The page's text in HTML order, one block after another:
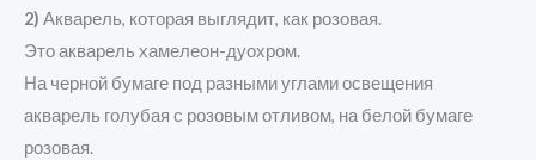
2) Акварель, которая выглядит, как розовая.
Это акварель хамелеон-дуохром.
На черной бумаге под разными углами освещения
акварель голубая с розовым отливом, на белой бумаге
розовая.